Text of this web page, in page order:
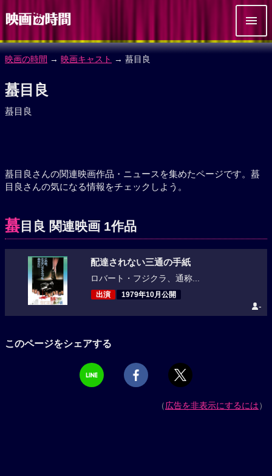
映画の時間 → 映画キャスト → 蟇目良
蟇目良
蟇目良
蟇目良さんの関連映画作品・ニュースを集めたページです。蟇
目良さんの気になる情報をチェックしよう。
蟇 目良 関連映画 1作品
配達されない三通の手紙
ロバート・フジクラ、通称...
出演 1979年10月公開
-
このページをシェアする
（広告を非表示にするには）